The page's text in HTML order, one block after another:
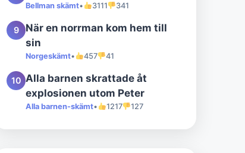
Bellman skämt• 3111 341
9
När en norrman kom hem till
sin
Norgeskämt• 457 41
10 Alla barnen skrattade åt
explosionen utom Peter
Alla barnen-skämt• 1217 127